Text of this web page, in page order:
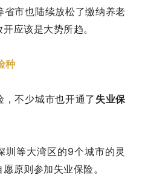
市也陆续放松了缴纳养老
应该是大势所趋。
种
不少城市也开通了 失业保
圳等大湾区的9个城市的灵
原则参加失业保险。